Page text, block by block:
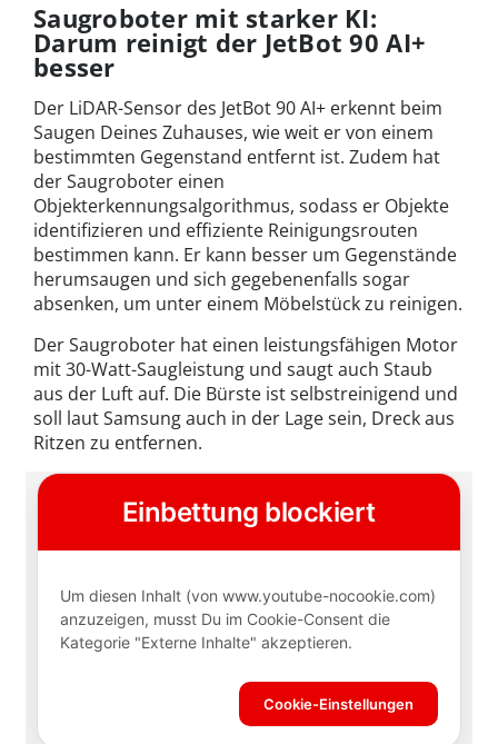
Saugroboter mit starker KI:
Darum reinigt der JetBot 90 AI+
besser
Der LiDAR-Sensor des JetBot 90 AI+ erkennt beim
Saugen Deines Zuhauses, wie weit er von einem
bestimmten Gegenstand entfernt ist. Zudem hat
der Saugroboter einen
Objekterkennungsalgorithmus, sodass er Objekte
identifizieren und effiziente Reinigungsrouten
bestimmen kann. Er kann besser um Gegenstände
herumsaugen und sich gegebenenfalls sogar
absenken, um unter einem Möbelstück zu reinigen.
Der Saugroboter hat einen leistungsfähigen Motor
mit 30-Watt-Saugleistung und saugt auch Staub
aus der Luft auf. Die Bürste ist selbstreinigend und
soll laut Samsung auch in der Lage sein, Dreck aus
Ritzen zu entfernen.